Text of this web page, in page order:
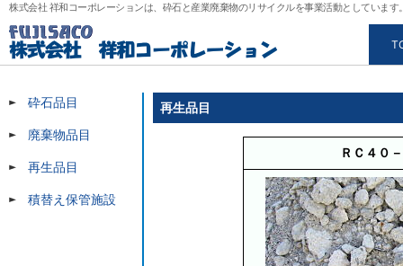
株式会社 祥和コーポレーションは、砕石と産業廃棄物のリサイクルを事
再生品目
ＲＣ４０
砕石品目
廃棄物品目
再生品目
積替え保管施設